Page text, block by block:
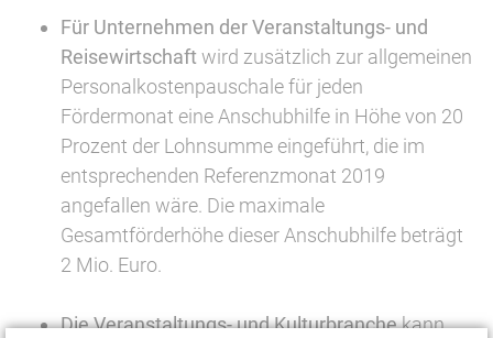
Für Unternehmen der Veranstaltungs- und
Reisewirtschaft wird zusätzlich zur allgemeinen
Personalkostenpauschale für jeden
Fördermonat eine Anschubhilfe in Höhe von 20
Prozent der Lohnsumme eingeführt, die im
entsprechenden Referenzmonat 2019
angefallen wäre. Die maximale
Gesamtförderhöhe dieser Anschubhilfe beträgt
2 Mio. Euro.
Die Veranstaltungs- und Kulturbranchekann